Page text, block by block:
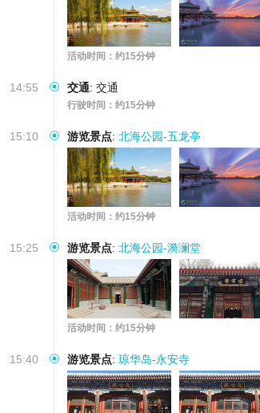
活动时间：约15分钟
14:55 交通: 交通
行驶时间：约15分钟
15:10 游览景点: 北海公园-五龙亭
活动时间：约15分钟
15:25 游览景点: 北海公园-漪澜堂
活动时间：约15分钟
15:40 游览景点: 琼华岛-永安寺